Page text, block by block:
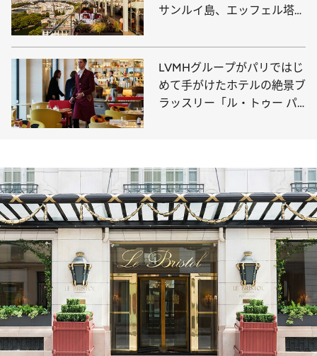
サンルイ島、エッフェル塔や
LVMHグループがパリではじ
めて手がけたホテルの絶景ブ
ラッスリー「ル・トゥー パ